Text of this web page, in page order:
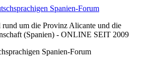
rund um die Provinz Alicante und die
(Spanien) - ONLINE SEIT 2009
Spanien-Forum